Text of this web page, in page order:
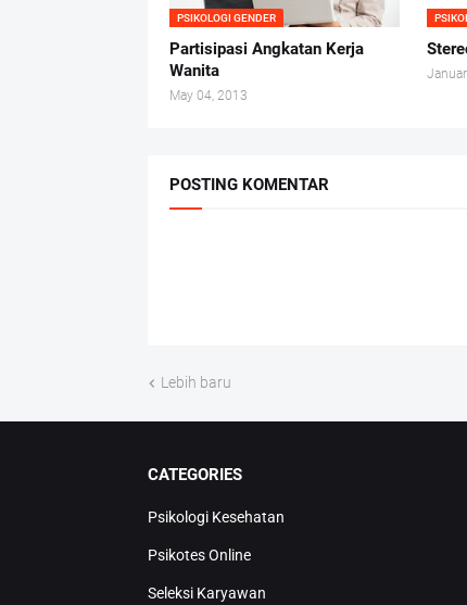
PSIKOLOGI GENDER
Partisipasi Angkatan Kerja
Wanita
May 04, 2013
POSTING KOMENTAR
Lebih baru
CATEGORIES
Psikologi Kesehatan
Psikotes Online
Seleksi Karyawan